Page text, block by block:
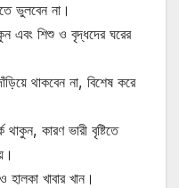
ভুলবেন না।
এবং শিশু ও বৃদ্ধদের ঘরের
থাকবেন না, বিশেষ করে
কারণ ভারী বৃষ্টিতে
খাবার খান।